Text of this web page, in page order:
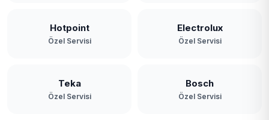
Hotpoint
Özel Servisi
Electrolux
Özel Servisi
Teka
Özel Servisi
Bosch
Özel Servisi